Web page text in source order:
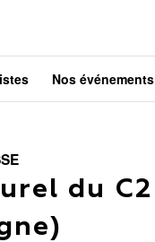
Nos événements
du C2